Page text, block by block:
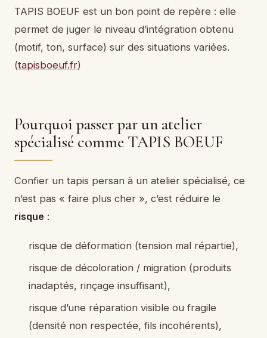
TAPIS BOEUF est un bon point de repère : elle
permet de juger le niveau d’intégration obtenu
(motif, ton, surface) sur des situations variées.
(tapisboeuf.fr)
Pourquoi passer par un atelier
spécialisé comme TAPIS BOEUF
Confier un tapis persan à un atelier spécialisé, ce
n’est pas « faire plus cher », c’est réduire le
risque :
risque de déformation (tension mal répartie),
risque de décoloration / migration (produits
inadaptés, rinçage insuffisant),
risque d’une réparation visible ou fragile
(densité non respectée, fils incohérents),